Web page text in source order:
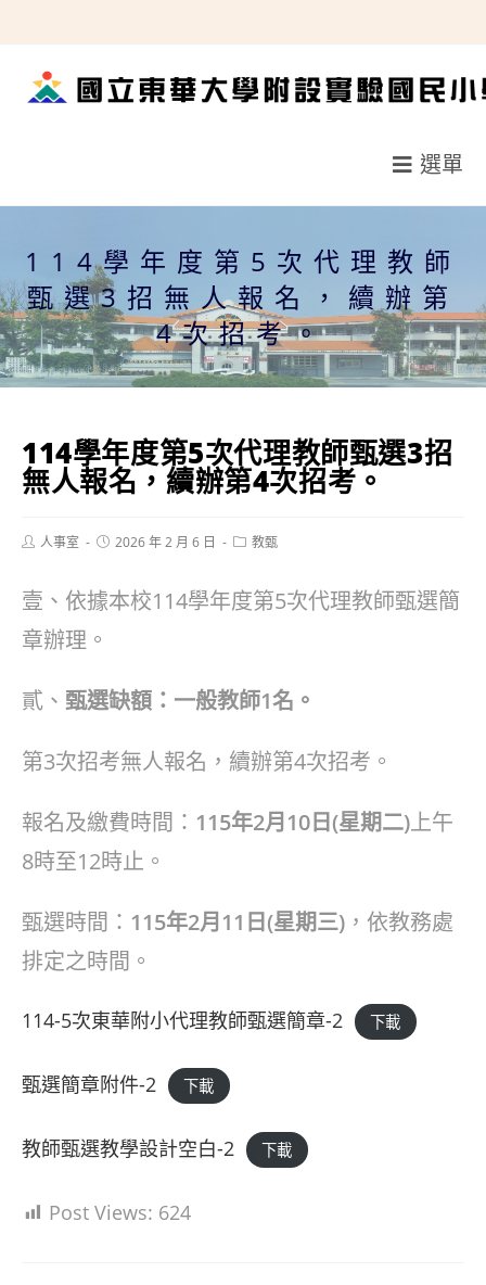
轉
選單
114學年度第5次代理教師
甄選3招無人報名，續辦第
4次招考。
114學年度第5次代理教師甄選3招
無人報名，續辦第4次招考。
Post人事室
Post2026 年 2 月 6 日
Post教甄
壹、依據本校114學年度第5次代理教師甄選簡
章辦理。
貳、 甄選缺額：一般教師1名。
第3次招考無人報名，續辦第4次招考。
報名及繳費時間： 115年2月10日(星期二)上午
8時至12時止。
甄選時間： 115年2月11日(星期三) ，依教務處
排定之時間。
114-5次東華附小代理教師甄選簡章-2 下載
甄選簡章附件-2 下載
教師甄選教學設計空白-2 下載
Post Views: 624